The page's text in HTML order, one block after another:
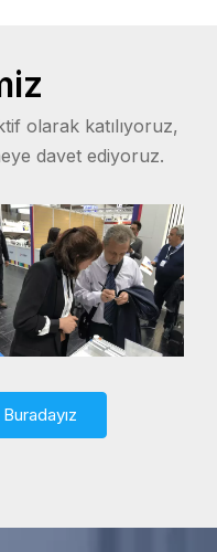
olarak katılıyoruz,
davet ediyoruz.